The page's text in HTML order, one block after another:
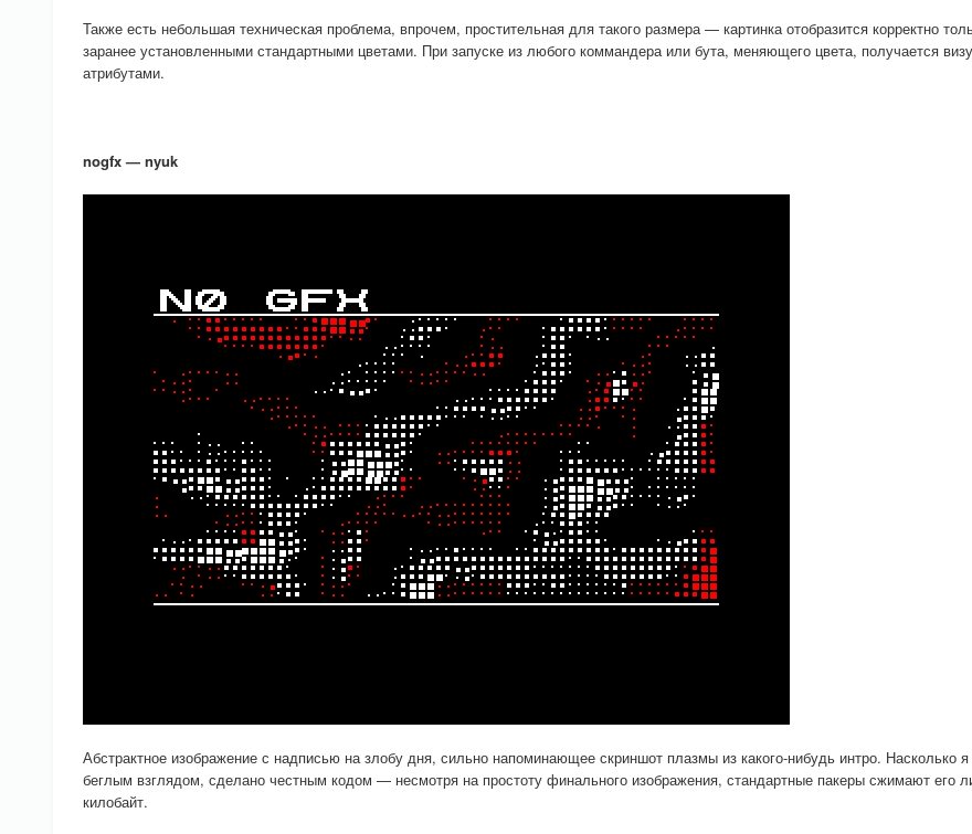
Также есть небольшая техническая проблема, впрочем, простительная для такого размера — картинка отобразится корректно
заранее установленными стандартными цветами. При запуске из любого коммандера или бута, меняющего цвета, получается
атрибутами.
nogfx — nyuk
Абстрактное изображение с надписью на злобу дня, сильно напоминающее скриншот плазмы из какого-нибудь интро. Насколько я
беглым взглядом, сделано честным кодом — несмотря на простоту финального изображения, стандартные пакеры сжимают его
килобайт.